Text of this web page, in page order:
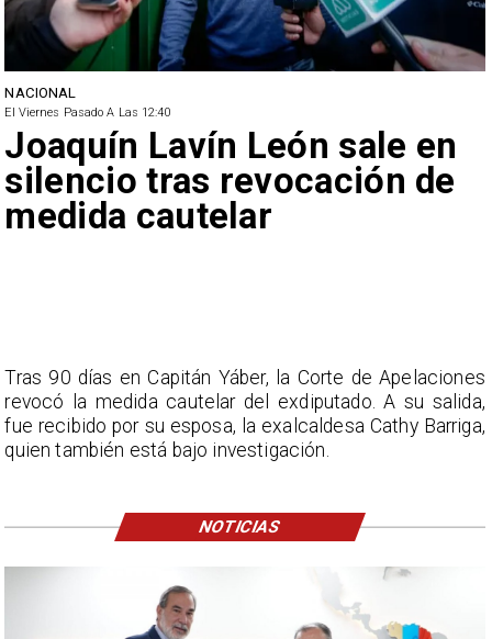
NACIONAL
El Viernes Pasado A Las 12:40
Joaquín Lavín León sale en
silencio tras revocación de
medida cautelar
Tras 90 días en Capitán Yáber, la Corte de Apelaciones
revocó la medida cautelar del exdiputado. A su salida,
fue recibido por su esposa, la exalcaldesa Cathy Barriga,
quien también está bajo investigación.
NOTICIAS